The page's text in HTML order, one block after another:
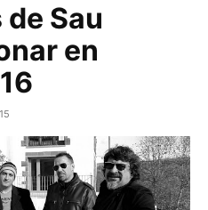
Sau
en